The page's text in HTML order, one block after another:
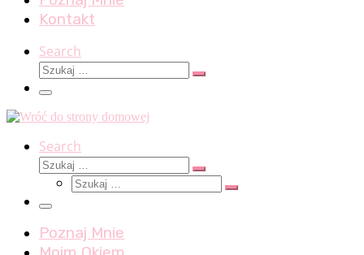
Kontakt
Search
Szukaj
Szukaj
Menu
Search
Szukaj
Szukaj
Szukaj
Szukaj
Menu
Poznaj Mnie